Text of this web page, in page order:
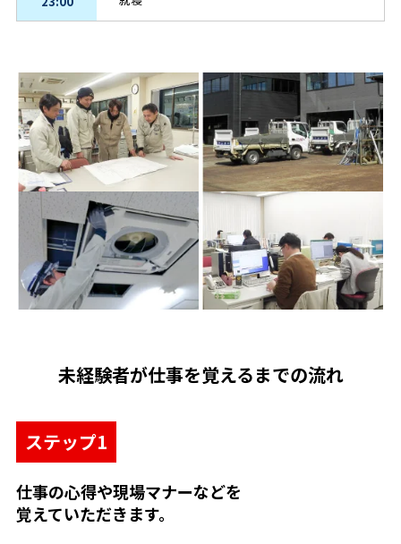
未経験者が仕事を覚えるまでの流れ
ステップ1
仕事の心得や現場マナーなどを
覚えていただきます。